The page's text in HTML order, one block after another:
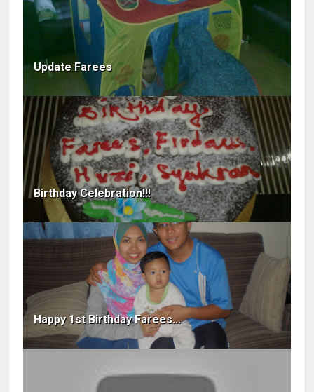
Update Farees
Birthday Celebration!!!
Happy 1st Birthday Farees...